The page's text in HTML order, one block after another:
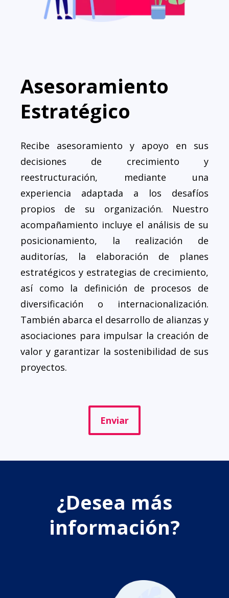
Asesoramiento
Estratégico
Recibe asesoramiento y apoyo en sus
decisiones de crecimiento y
reestructuración, mediante una
experiencia adaptada a los desafíos
propios de su organización. Nuestro
acompañamiento incluye el análisis de su
posicionamiento, la realización de
auditorías, la elaboración de planes
estratégicos y estrategias de crecimiento,
así como la definición de procesos de
diversificación o internacionalización.
También abarca el desarrollo de alianzas y
asociaciones para impulsar la creación de
valor y garantizar la sostenibilidad de sus
proyectos.
Enviar
¿Desea más
información?